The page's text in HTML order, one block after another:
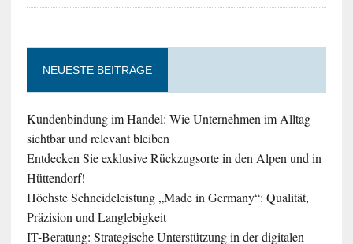
NEUESTE BEITRÄGE
Kundenbindung im Handel: Wie Unternehmen im Alltag
sichtbar und relevant bleiben
Entdecken Sie exklusive Rückzugsorte in den Alpen und in
Hüttendorf!
Höchste Schneideleistung „Made in Germany“: Qualität,
Präzision und Langlebigkeit
IT-Beratung: Strategische Unterstützung in der digitalen